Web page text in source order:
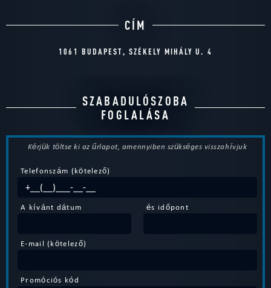
CÍM
1061 BUDAPEST, SZÉKELY MIHÁLY U. 4
SZABADULÓSZOBA
FOGLALÁSA
Kérjük töltse ki az űrlapot, amennyiben szükséges visszahívjuk
Telefonszám (kötelező)
A kívánt dátum és időpont
E-mail (kötelező)
Promóciós kód